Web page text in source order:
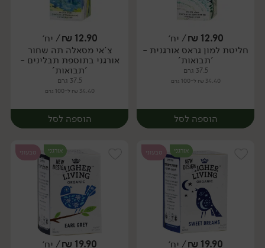
יח׳ יח׳
12.90
₪/ יח׳
חליטת למון גראס אורגנית -
'תבואות'
37.5 גרם
34.40 ₪ ל-100 גרם
הוספה לסל
12.90
₪/ יח׳
צ'אי מסאלה תה שחור
אורגני בתוספת תבלינים -
'תבואות'
37.5 גרם
34.40 ₪ ל-100 גרם
הוספה לסל
אורגני טבעוני
19.90
₪/ יח׳
אורגני טבעוני
19.90
₪/ יח׳